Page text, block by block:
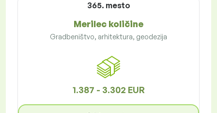
365. mesto
Merilec količine
Gradbeništvo, arhitektura, geodezija
1.387 - 3.302 EUR